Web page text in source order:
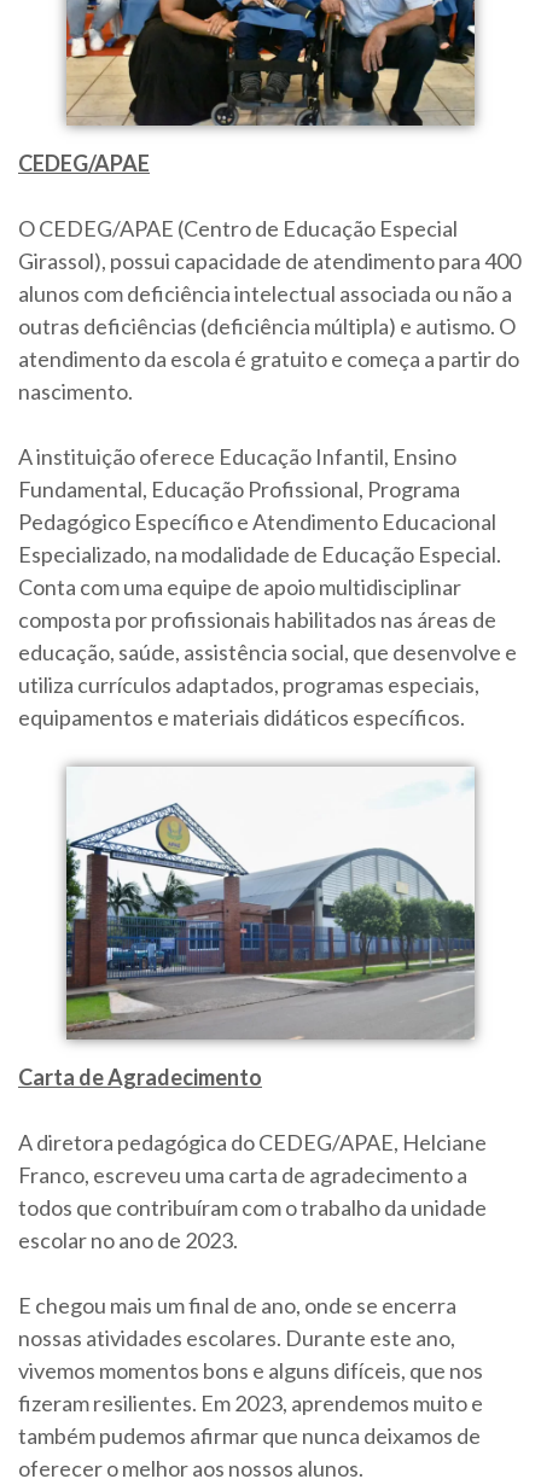
CEDEG/APAE
O CEDEG/APAE (Centro de Educação Especial
Girassol), possui capacidade de atendimento para 400
alunos com deficiência intelectual associada ou não a
outras deficiências (deficiência múltipla) e autismo. O
atendimento da escola é gratuito e começa a partir do
nascimento.
A instituição oferece Educação Infantil, Ensino
Fundamental, Educação Profissional, Programa
Pedagógico Específico e Atendimento Educacional
Especializado, na modalidade de Educação Especial.
Conta com uma equipe de apoio multidisciplinar
composta por profissionais habilitados nas áreas de
educação, saúde, assistência social, que desenvolve e
utiliza currículos adaptados, programas especiais,
equipamentos e materiais didáticos específicos.
Carta de Agradecimento
A diretora pedagógica do CEDEG/APAE, Helciane
Franco, escreveu uma carta de agradecimento a
todos que contribuíram com o trabalho da unidade
escolar no ano de 2023.
E chegou mais um final de ano, onde se encerra
nossas atividades escolares. Durante este ano,
vivemos momentos bons e alguns difíceis, que nos
fizeram resilientes. Em 2023, aprendemos muito e
também pudemos afirmar que nunca deixamos de
oferecer o melhor aos nossos alunos.